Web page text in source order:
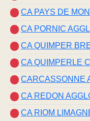
CA PAYS DE
CA PORNIC
CA QUIMPER
CA QUIMPERLE
CARCASSONNE
CA REDON
CA RIOM